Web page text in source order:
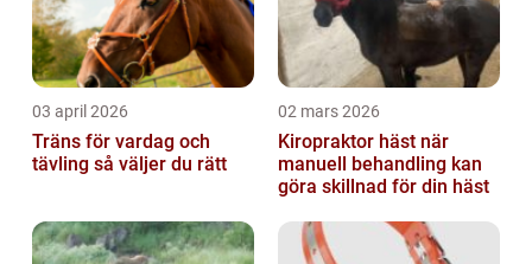
03 april 2026
Träns för vardag och
tävling så väljer du rätt
02 mars 2026
Kiropraktor häst när
manuell behandling kan
göra skillnad för din häst